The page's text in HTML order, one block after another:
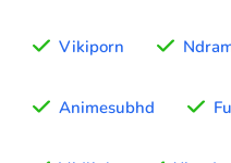
Vikiporn
Animesubhd